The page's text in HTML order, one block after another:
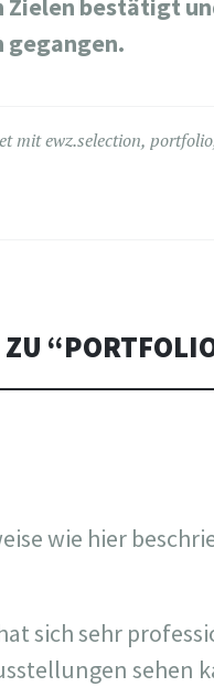
Zielen bestätigt
gegangen.
mitewz.selection, portfolio
“
wie hier
sich sehr
sehen